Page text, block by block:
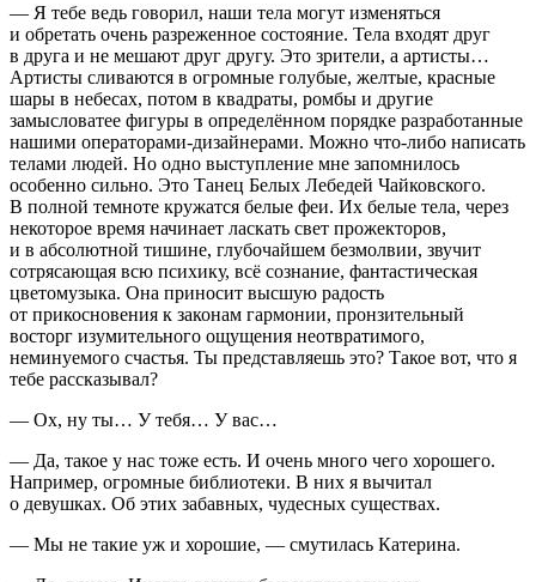
— Я тебе ведь говорил, наши тела могут изменяться
и обретать очень разреженное состояние. Тела входят друг
в друга и не мешают друг другу. Это зрители, а артисты…
Артисты сливаются в огромные голубые, желтые, красные
шары в небесах, потом в квадраты, ромбы и другие
замысловатее фигуры в определённом порядке разработанные
нашими операторами-дизайнерами. Можно что-либо написать
телами людей. Но одно выступление мне запомнилось
особенно сильно. Это Танец Белых Лебедей Чайковского.
В полной темноте кружатся белые феи. Их белые тела, через
некоторое время начинает ласкать свет прожекторов,
и в абсолютной тишине, глубочайшем безмолвии, звучит
сотрясающая всю психику, всё сознание, фантастическая
цветомузыка. Она приносит высшую радость
от прикосновения к законам гармонии, пронзительный
восторг изумительного ощущения неотвратимого,
неминуемого счастья. Ты представляешь это? Такое вот, что я
тебе рассказывал?
— Ох, ну ты… У тебя… У вас…
— Да, такое у нас тоже есть. И очень много чего хорошего.
Например, огромные библиотеки. В них я вычитал
о девушках. Об этих забавных, чудесных существах.
— Мы не такие уж и хорошие, — смутилась Катерина.